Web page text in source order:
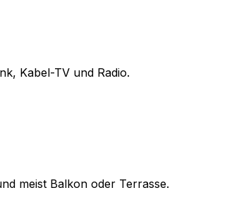
Kabel-TV und Radio.
meist Balkon oder Terrasse.